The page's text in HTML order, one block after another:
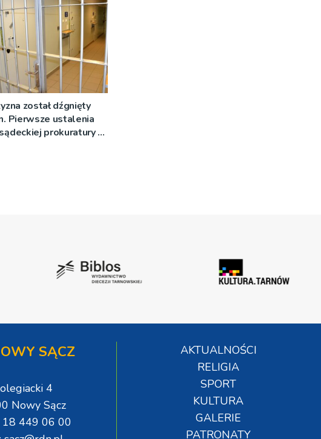
został dźgnięty
Pierwsze ustalenia
prokuratury w
SĄCZ
4
Nowy Sącz
18 449 06 00
AKTUALNOŚCI
RELIGIA
SPORT
KULTURA
GALERIE
PATRONATY